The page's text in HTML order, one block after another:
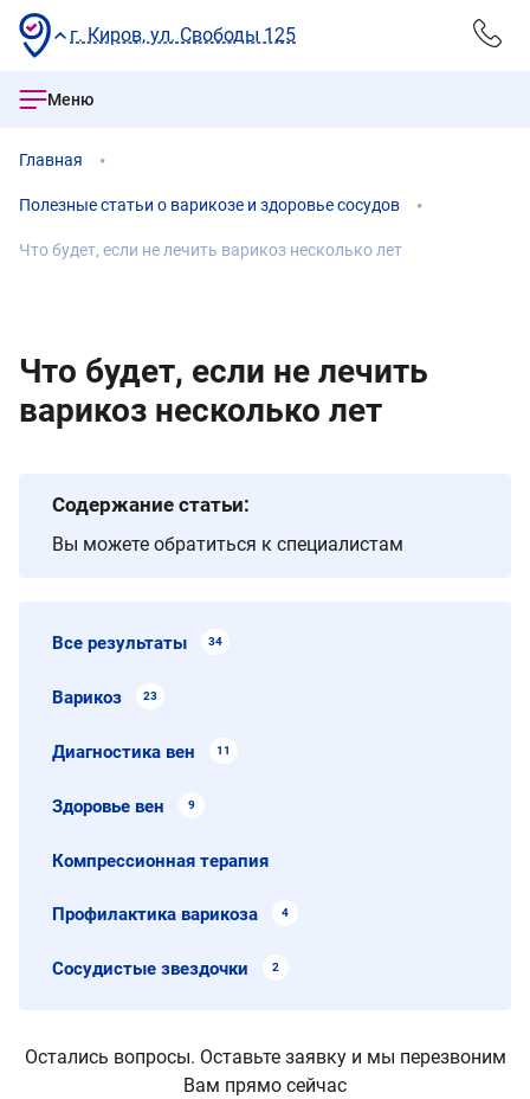
г. Киров, ул. Свободы 125
Меню
Главная
Полезные статьи о варикозе и здоровье сосудов
Что будет, если не лечить варикоз несколько лет
Что будет, если не лечить
варикоз несколько лет
Содержание статьи:
Вы можете обратиться к специалистам
Все результаты 34
Варикоз 23
Диагностика вен 11
Здоровье вен 9
Компрессионная терапия
Профилактика варикоза 4
Сосудистые звездочки 2
Остались вопросы. Оставьте заявку и мы перезвоним
Вам прямо сейчас